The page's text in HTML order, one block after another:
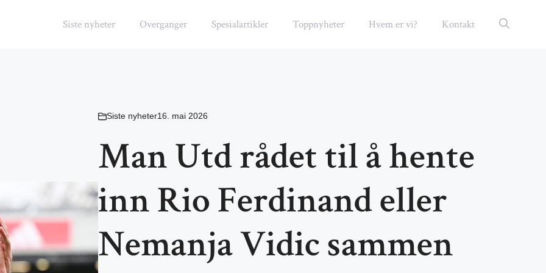
Siste nyheter Overganger Spesialartikler Toppnyheter Hvem er vi? Kontakt
Siste nyheter16. mai 2026
Man Utd rådet til å hente
inn Rio Ferdinand eller
Nemanja Vidic sammen